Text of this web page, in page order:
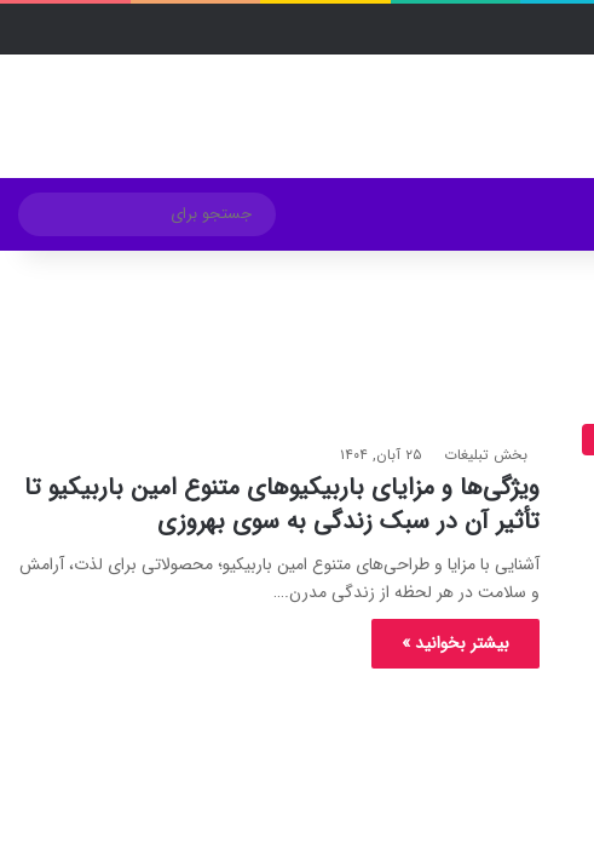
تغییر پوسته
برای
بخش تبلیغات ۲۵ آبان, ۱۴۰۴
ویژگی‌ها و مزایای باربیکیوهای متنوع امین باربیکیو تا
تأثیر آن در سبک زندگی به سوی بهروزی
آشنایی با مزایا و طراحی‌های متنوع امین باربیکیو؛ محصولاتی برای لذت، آرامش
و سلامت در هر لحظه از زندگی مدرن.…
بیشتر بخوانید »